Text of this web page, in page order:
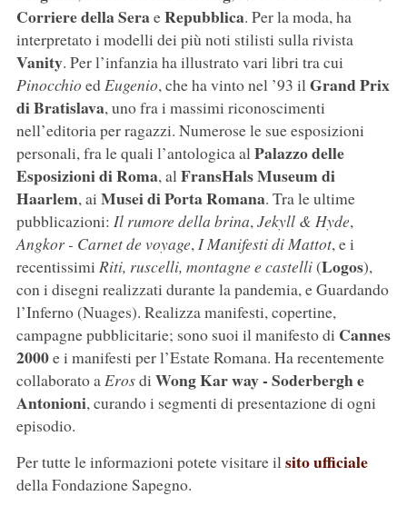
Corriere della SeraeRepubblica. Per la moda, ha
interpretato i modelli dei più noti stilisti sulla rivista
Vanity. Per l’infanzia ha illustrato vari libri tra cui
PinocchioedEugenio, che ha vinto nel ’93 ilGrand Prix
di Bratislava, uno fra i massimi riconoscimenti
nell’editoria per ragazzi. Numerose le sue esposizioni
personali, fra le quali l’antologica alPalazzo delle
Esposizioni di Roma, alFransHals Museum di
Haarlem, ai Musei di Porta Romana. Tra le ultime
pubblicazioni: Il rumore della brina,Jekyll & Hyde,
Angkor - Carnet de voyage,I Manifesti di Mattot, e i
recentissimi Riti, ruscelli, montagne e castelli(Logos),
con i disegni realizzati durante la pandemia, e Guardando
l’Inferno (Nuages). Realizza manifesti, copertine,
campagne pubblicitarie; sono suoi il manifesto di Cannes
2000e i manifesti per l’Estate Romana. Ha recentemente
collaborato aErosdi Wong Kar way - Soderbergh e
Antonioni, curando i segmenti di presentazione di ogni
episodio.
Per tutte le informazioni potete visitare ilsito ufficiale
della Fondazione Sapegno.